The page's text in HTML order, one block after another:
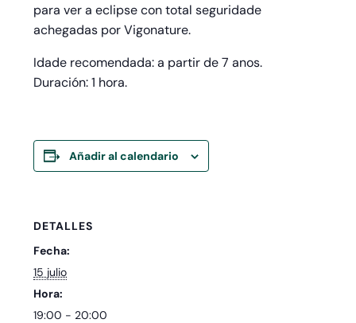
para ver a eclipse con total seguridade
achegadas por Vigonature.
Idade recomendada: a partir de 7 anos.
Duración: 1 hora.
Añadir al calendario
DETALLES
Fecha:
15 julio
Hora:
19:00 - 20:00